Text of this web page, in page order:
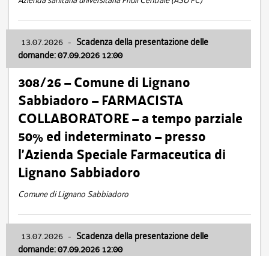
13.07.2026 - Scadenza della presentazione delle
domande: 07.09.2026 12:00
308/26 – Comune di Lignano
Sabbiadoro – FARMACISTA
COLLABORATORE – a tempo parziale
50% ed indeterminato – presso
l’Azienda Speciale Farmaceutica di
Lignano Sabbiadoro
Comune di Lignano Sabbiadoro
13.07.2026 - Scadenza della presentazione delle
domande: 07.09.2026 12:00